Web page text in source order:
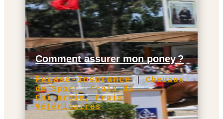
Comment assurer mon poney ?
Pegase-Insurance
Chevaux
de Sport,Frais de
Chirurgie,Frais
Vétérinaires